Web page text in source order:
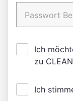
Passwort
Ich
zu
Ich